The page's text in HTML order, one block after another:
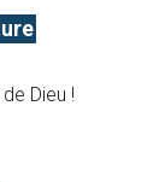
Dieu !